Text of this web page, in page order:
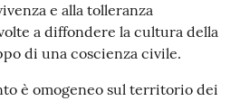
e alla tolleranza
a diffondere la cultura della
di una coscienza civile.
è omogeneo sul territorio dei